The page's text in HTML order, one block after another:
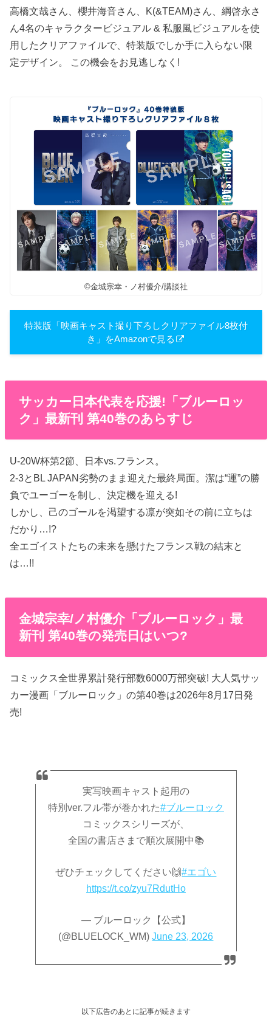
⾼橋⽂哉さん、櫻井海⾳さん、K(&TEAM)さん、綱啓永さ
ん4名のキャラクタービジュアル & 私服風ビジュアルを使
用したクリアファイルで、特装版でしか手に入らない限
定デザイン。 この機会をお見逃しなく!
©︎金城宗幸・ノ村優介/講談社
特装版「映画キャスト撮り下ろしクリアファイル8枚付
き」をAmazonで見る
サッカー日本代表を応援!「ブルーロッ
ク」最新刊 第40巻のあらすじ
U-20W杯第2節、日本vs.フランス。
2-3とBL JAPAN劣勢のまま迎えた最終局面。潔は“運”の勝
負でユーゴーを制し、決定機を迎える!
しかし、己のゴールを渇望する凛が突如その前に立ちは
だかり…!?
全エゴイストたちの未来を懸けたフランス戦の結末と
は…!!
金城宗幸/ノ村優介「ブルーロック」最
新刊 第40巻の発売日はいつ?
コミックス全世界累計発行部数6000万部突破! 大人気サッ
カー漫画「ブルーロック」の第40巻は2026年8月17日発
売!
実写映画キャスト起用の
特別ver.フル帯が巻かれた#ブルーロック
コミックスシリーズが、
全国の書店さまで順次展開中📚
ぜひチェックしてください🙌#エゴい
https://t.co/zyu7RdutHo
— ブルーロック【公式】
(@BLUELOCK_WM)June 23, 2026
以下広告のあとに記事が続きます